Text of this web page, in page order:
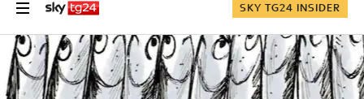
SKY TG24 INSIDER